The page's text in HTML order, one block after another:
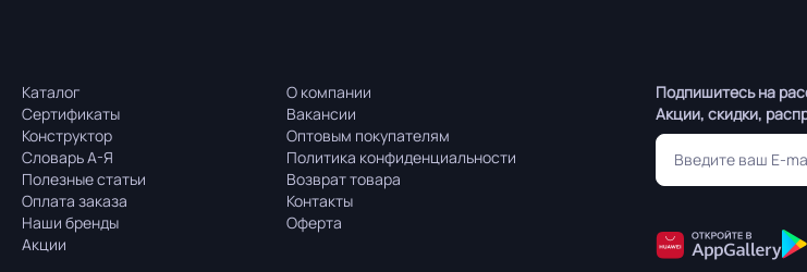
Каталог
Сертификаты
Конструктор
Словарь А-Я
Полезные статьи
Оплата заказа
Наши бренды
Акции
О компании
Вакансии
Оптовым покупателям
Политика конфиденциальности
Возврат товара
Контакты
Оферта
Подпишитесь на
Акции, скидки,